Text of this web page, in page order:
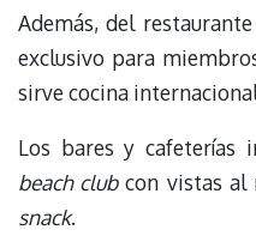
Además, del
exclusivo para
sirve cocina
Los bares y cafeterías
beach clubcon vistas al
snack.